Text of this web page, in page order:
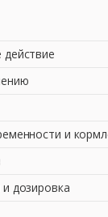
и
дозировка